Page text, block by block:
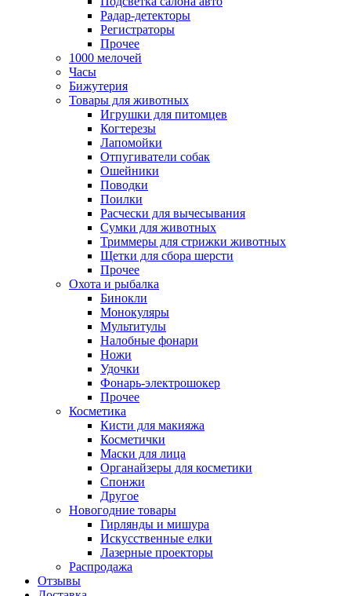
Радар-детекторы
Регистраторы
Прочее
1000 мелочей
Часы
Бижутерия
Товары для животных
Игрушки для питомцев
Когтерезы
Лапомойки
Отпугиватели собак
Ошейники
Поводки
Поилки
Расчески для вычесывания
Сумки для животных
Триммеры для стрижки животных
Щетки для сбора шерсти
Прочее
Охота и рыбалка
Бинокли
Монокуляры
Мультитулы
Налобные фонари
Ножи
Удочки
Фонарь-электрошокер
Прочее
Косметика
Кисти для макияжа
Косметички
Маски для лица
Органайзеры для косметики
Спонжи
Другое
Новогодние товары
Гирлянды и мишура
Искусственные елки
Лазерные проекторы
Распродажа
Отзывы